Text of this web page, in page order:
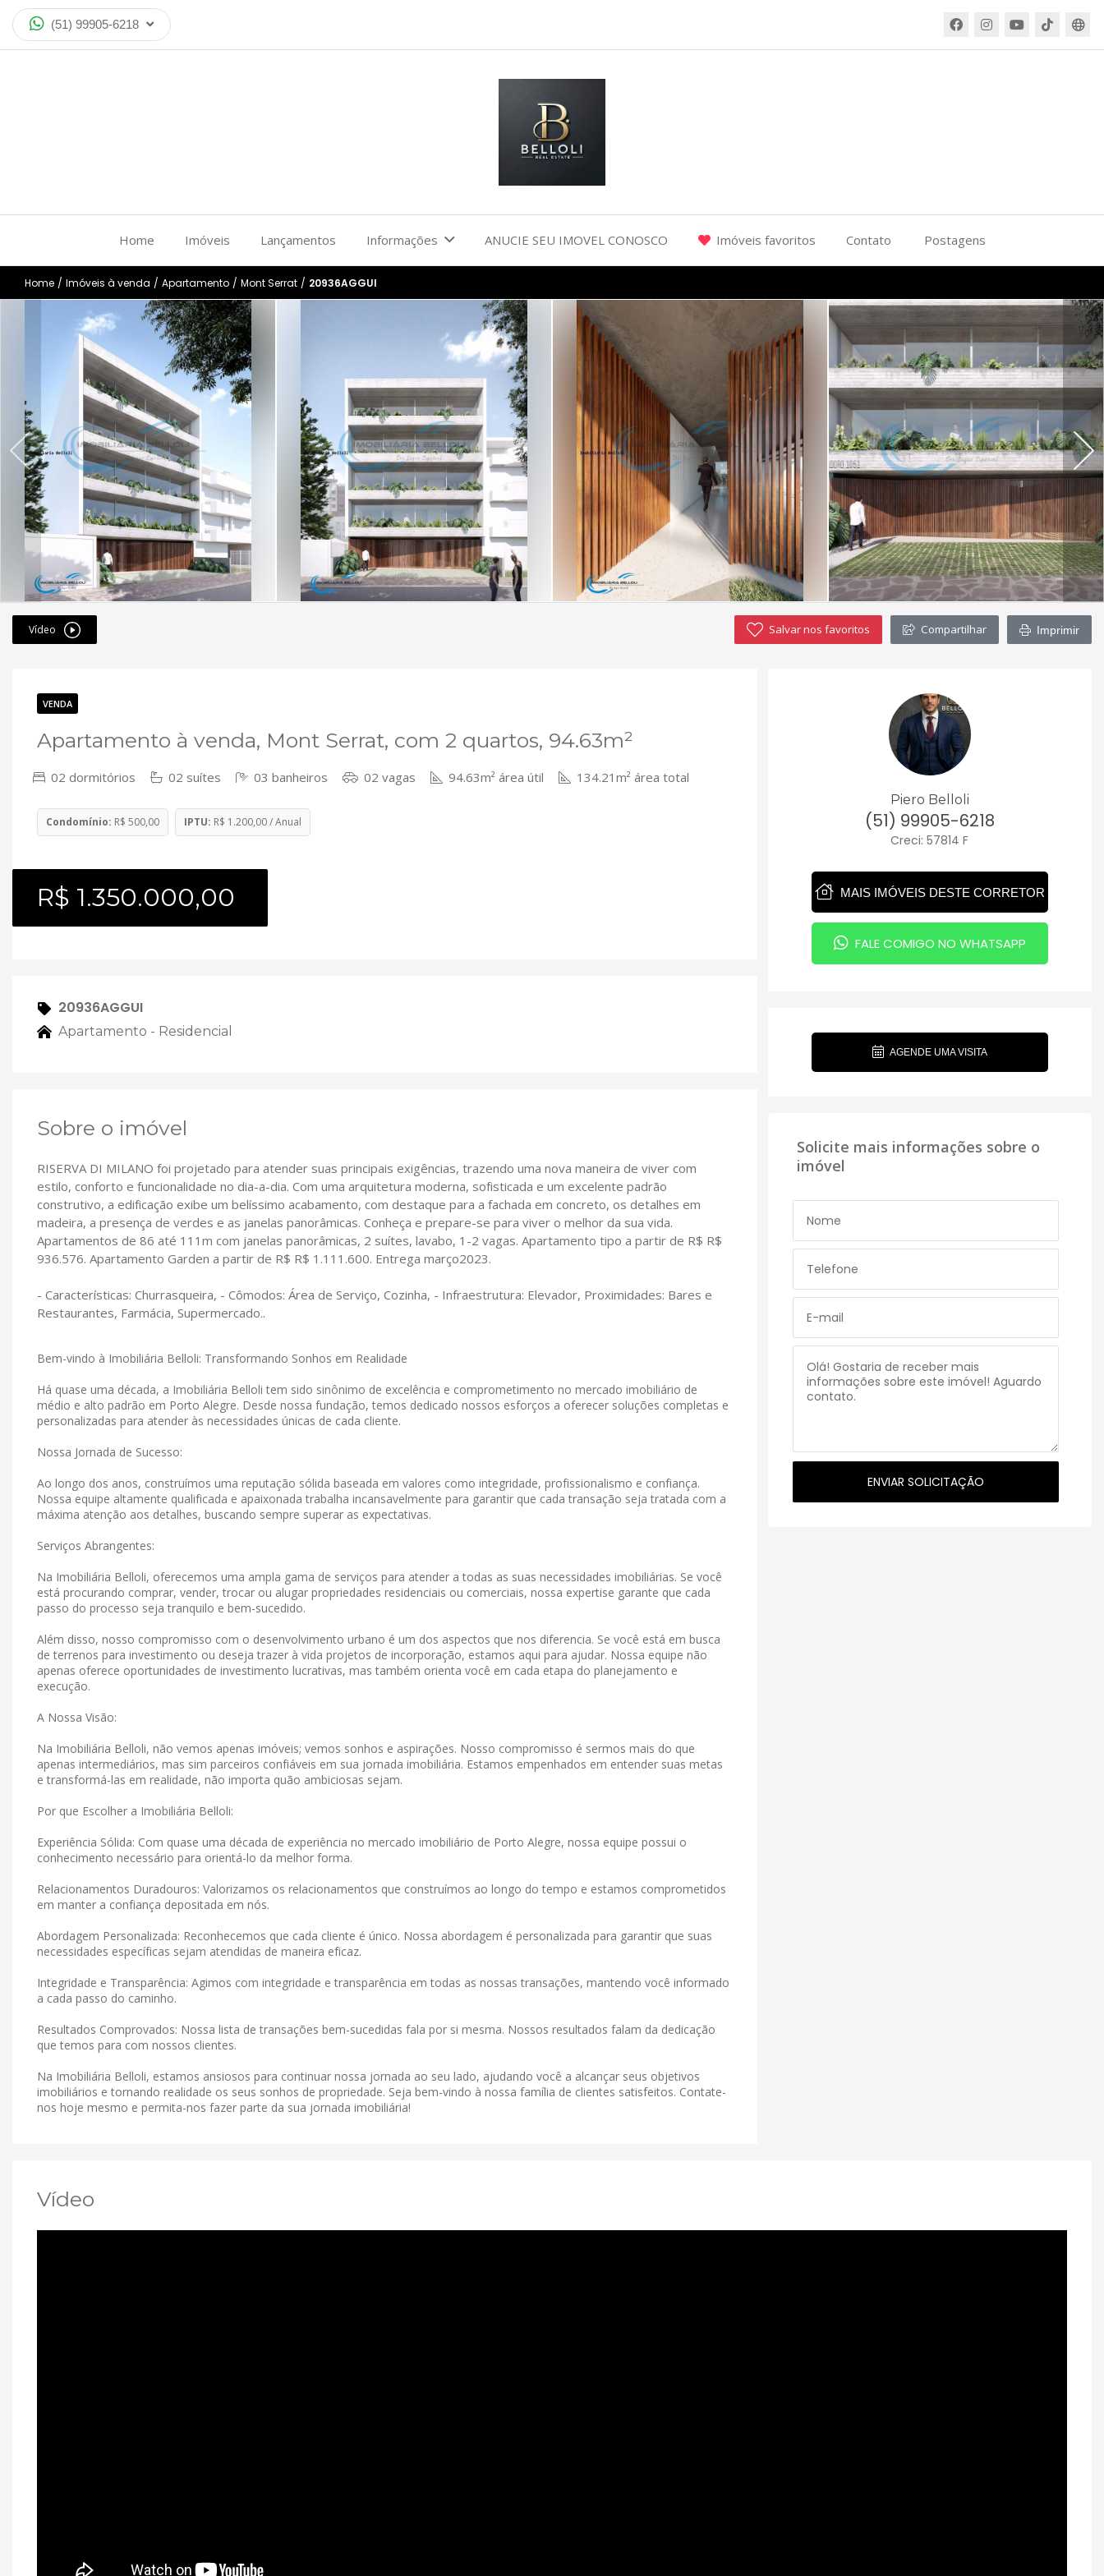
(51) 99905-6218
Home Imóveis Lançamentos Informações ANUCIE SEU IMOVEL CONOSCO Imóveis favoritos Contato Postagens
Home / Imóveis à venda / Apartamento / Mont Serrat / 20936AGGUI
Vídeo Salvar nos favoritos Compartilhar Imprimir
VENDA
Apartamento à venda, Mont Serrat, com 2 quartos, 94.63m²
02 dormitórios 02 suítes 03 banheiros 02 vagas 94.63m² área útil 134.21m² área total
Condomínio: R$ 500,00 IPTU: R$ 1.200,00 / Anual
R$ 1.350.000,00
20936AGGUI
Apartamento - Residencial
Sobre o imóvel
RISERVA DI MILANO foi projetado para atender suas principais exigências, trazendo uma nova maneira de viver com
estilo, conforto e funcionalidade no dia-a-dia. Com uma arquitetura moderna, sofisticada e um excelente padrão
construtivo, a edificação exibe um belíssimo acabamento, com destaque para a fachada em concreto, os detalhes em
madeira, a presença de verdes e as janelas panorâmicas. Conheça e prepare-se para viver o melhor da sua vida.
Apartamentos de 86 até 111m com janelas panorâmicas, 2 suítes, lavabo, 1-2 vagas. Apartamento tipo a partir de R$ R$
936.576. Apartamento Garden a partir de R$ R$ 1.111.600. Entrega março2023.
- Características: Churrasqueira, - Cômodos: Área de Serviço, Cozinha, - Infraestrutura: Elevador, Proximidades: Bares e
Restaurantes, Farmácia, Supermercado..
Bem-vindo à Imobiliária Belloli: Transformando Sonhos em Realidade
Há quase uma década, a Imobiliária Belloli tem sido sinônimo de excelência e comprometimento no mercado imobiliário de
médio e alto padrão em Porto Alegre. Desde nossa fundação, temos dedicado nossos esforços a oferecer soluções completas e
personalizadas para atender às necessidades únicas de cada cliente.
Nossa Jornada de Sucesso:
Ao longo dos anos, construímos uma reputação sólida baseada em valores como integridade, profissionalismo e confiança.
Nossa equipe altamente qualificada e apaixonada trabalha incansavelmente para garantir que cada transação seja tratada com a
máxima atenção aos detalhes, buscando sempre superar as expectativas.
Serviços Abrangentes:
Na Imobiliária Belloli, oferecemos uma ampla gama de serviços para atender a todas as suas necessidades imobiliárias. Se você
está procurando comprar, vender, trocar ou alugar propriedades residenciais ou comerciais, nossa expertise garante que cada
passo do processo seja tranquilo e bem-sucedido.
Além disso, nosso compromisso com o desenvolvimento urbano é um dos aspectos que nos diferencia. Se você está em busca
de terrenos para investimento ou deseja trazer à vida projetos de incorporação, estamos aqui para ajudar. Nossa equipe não
apenas oferece oportunidades de investimento lucrativas, mas também orienta você em cada etapa do planejamento e
execução.
A Nossa Visão:
Na Imobiliária Belloli, não vemos apenas imóveis; vemos sonhos e aspirações. Nosso compromisso é sermos mais do que
apenas intermediários, mas sim parceiros confiáveis ​​em sua jornada imobiliária. Estamos empenhados em entender suas metas
e transformá-las em realidade, não importa quão ambiciosas sejam.
Por que Escolher a Imobiliária Belloli:
Experiência Sólida: Com quase uma década de experiência no mercado imobiliário de Porto Alegre, nossa equipe possui o
conhecimento necessário para orientá-lo da melhor forma.
Relacionamentos Duradouros: Valorizamos os relacionamentos que construímos ao longo do tempo e estamos comprometidos
em manter a confiança depositada em nós.
Abordagem Personalizada: Reconhecemos que cada cliente é único. Nossa abordagem é personalizada para garantir que suas
necessidades específicas sejam atendidas de maneira eficaz.
Integridade e Transparência: Agimos com integridade e transparência em todas as nossas transações, mantendo você informado
a cada passo do caminho.
Resultados Comprovados: Nossa lista de transações bem-sucedidas fala por si mesma. Nossos resultados falam da dedicação
que temos para com nossos clientes.
Na Imobiliária Belloli, estamos ansiosos para continuar nossa jornada ao seu lado, ajudando você a alcançar seus objetivos
imobiliários e tornando realidade os seus sonhos de propriedade. Seja bem-vindo à nossa família de clientes satisfeitos. Contate-
nos hoje mesmo e permita-nos fazer parte da sua jornada imobiliária!
Piero Belloli
(51) 99905-6218
Creci: 57814 F
MAIS IMÓVEIS DESTE CORRETOR
FALE COMIGO NO WHATSAPP
AGENDE UMA VISITA
Solicite mais informações sobre o
imóvel
Vídeo